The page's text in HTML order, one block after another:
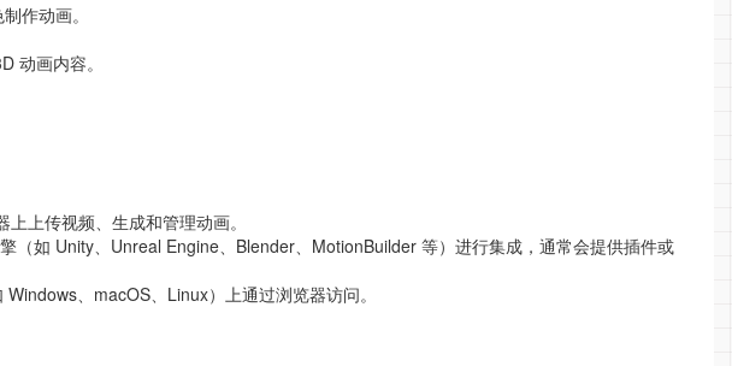
作动画。
动画内容。
上传视频、生成和管理动画。
（如 Unity、Unreal Engine、Blender、MotionBuilder 等）进行集成，通常会提供插件或
、macOS、Linux）上通过浏览器访问。